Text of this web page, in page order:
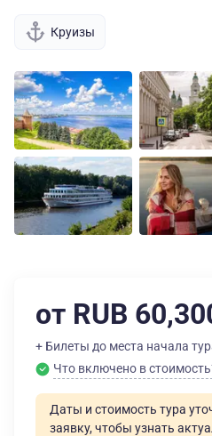
Круизы
от RUB
+ Билеты до места начала
Что включено в
Даты и стоимость тура
заявку, чтобы узнать